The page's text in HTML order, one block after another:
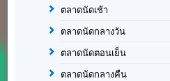
ตลาดนัดเช้า
ตลาดนัดกลางวัน
ตลาดนัดตอนเย็น
ตลาดนัดกลางคืน